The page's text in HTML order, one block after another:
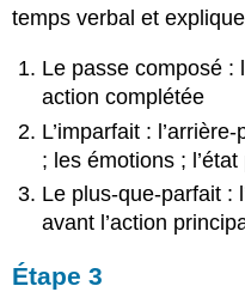
temps verbal et
Le passe composé :
action complétée
L’imparfait :
; les émotions ;
Le plus-que-parfait :
avant l’action
Étape 3